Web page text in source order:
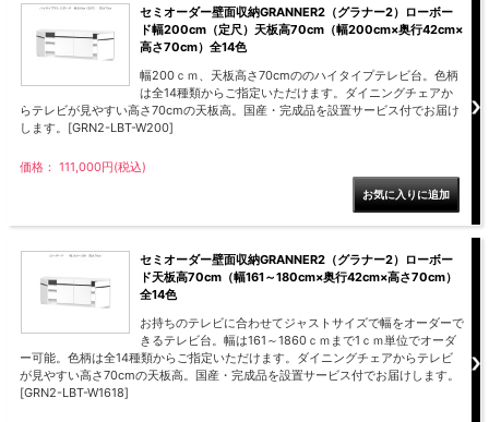
スライド棚付き
【FLEXY】組み合わせ自由なセミオ
ーダーシステムキッチンカウンター
隙間を無駄なく活用スリムキッチンラック
特徴で選ぶ
【LASCO】ロータイプ
【LASCO】地震対策・上置きラック
キッチン収納
キッチンの便利アイテム
タワー tower（山崎実業）
ダストボックス
セミオーダー壁面収納GRANNER2（グラナー2）ローボー
ド幅200cm（定尺）天板高70cm（幅200cm×奥行42cm×
高さ70cm）全14色
幅200ｃｍ、天板高さ70cmののハイタイプテレビ台。色柄
は全14種類からご指定いただけます。ダイニングチェアか
らテレビが見やすい高さ70cmの天板高。国産・完成品を設置サービス付でお届け
します。[GRN2-LBT-W200]
価格： 111,000円(税込)
セミオーダー壁面収納GRANNER2（グラナー2）ローボー
ド天板高70cm（幅161～180cm×奥行42cm×高さ70cm）
全14色
お持ちのテレビに合わせてジャストサイズで幅をオーダーで
きるテレビ台。幅は161～1860ｃｍまで1ｃｍ単位でオーダ
ー可能。色柄は全14種類からご指定いただけます。ダイニングチェアからテレビ
が見やすい高さ70cmの天板高。国産・完成品を設置サービス付でお届けします。
[GRN2-LBT-W1618]